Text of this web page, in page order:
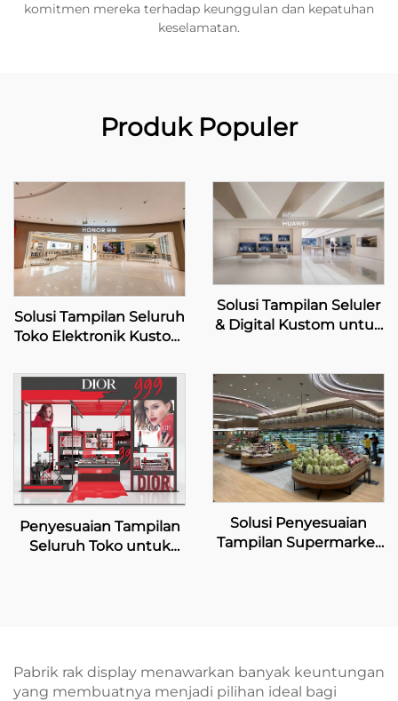
komitmen mereka terhadap keunggulan dan kepatuhan
keselamatan.
Produk Populer
Solusi Tampilan Seluruh
Toko Elektronik Kustom
Solusi Tampilan Seluler
& Digital Kustom untuk
Penyesuaian Tampilan
Seluruh Toko untuk
Solusi Penyesuaian
Tampilan Supermarket
Pabrik rak display menawarkan banyak keuntungan
yang membuatnya menjadi pilihan ideal bagi